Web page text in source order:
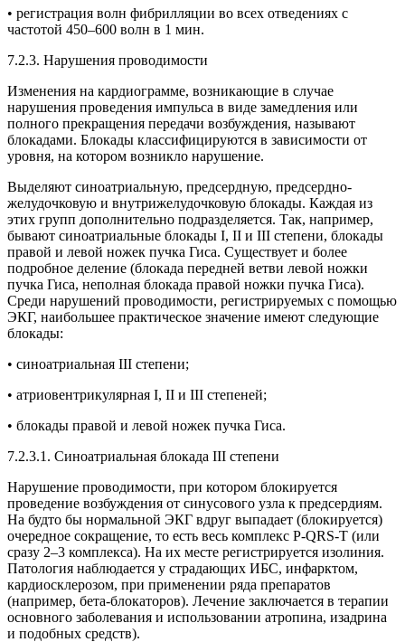
• регистрация волн фибрилляции во всех отведениях с
частотой 450–600 волн в 1 мин.
7.2.3. Нарушения проводимости
Изменения на кардиограмме, возникающие в случае
нарушения проведения импульса в виде замедления или
полного прекращения передачи возбуждения, называют
блокадами. Блокады классифицируются в зависимости от
уровня, на котором возникло нарушение.
Выделяют синоатриальную, предсердную, предсердно-
желудочковую и внутрижелудочковую блокады. Каждая из
этих групп дополнительно подразделяется. Так, например,
бывают синоатриальные блокады I, II и III степени, блокады
правой и левой ножек пучка Гиса. Существует и более
подробное деление (блокада передней ветви левой ножки
пучка Гиса, неполная блокада правой ножки пучка Гиса).
Среди нарушений проводимости, регистрируемых с помощью
ЭКГ, наибольшее практическое значение имеют следующие
блокады:
• синоатриальная III степени;
• атриовентрикулярная I, II и III степеней;
• блокады правой и левой ножек пучка Гиса.
7.2.3.1. Синоатриальная блокада III степени
Нарушение проводимости, при котором блокируется
проведение возбуждения от синусового узла к предсердиям.
На будто бы нормальной ЭКГ вдруг выпадает (блокируется)
очередное сокращение, то есть весь комплекс P-QRS-T (или
сразу 2–3 комплекса). На их месте регистрируется изолиния.
Патология наблюдается у страдающих ИБС, инфарктом,
кардиосклерозом, при применении ряда препаратов
(например, бета-блокаторов). Лечение заключается в терапии
основного заболевания и использовании атропина, изадрина
и подобных средств).